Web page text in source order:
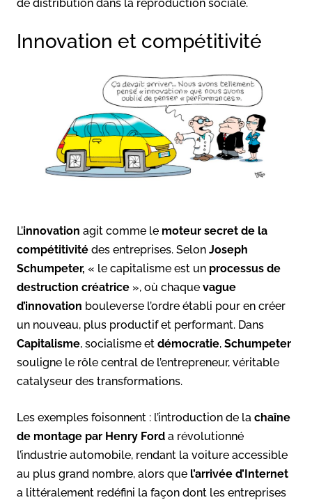
de distribution dans la reproduction sociale.
Innovation et compétitivité
L’innovation agit comme le moteur secret de la
compétitivité des entreprises. Selon Joseph
Schumpeter, « le capitalisme est un processus de
destruction créatrice », où chaque vague
d’innovation bouleverse l’ordre établi pour en créer
un nouveau, plus productif et performant. Dans
Capitalisme, socialisme et démocratie, Schumpeter
souligne le rôle central de l’entrepreneur, véritable
catalyseur des transformations.
Les exemples foisonnent : l’introduction de la chaîne
de montage par Henry Ford a révolutionné
l’industrie automobile, rendant la voiture accessible
au plus grand nombre, alors que l’arrivée d’Internet
a littéralement redéfini la façon dont les entreprises